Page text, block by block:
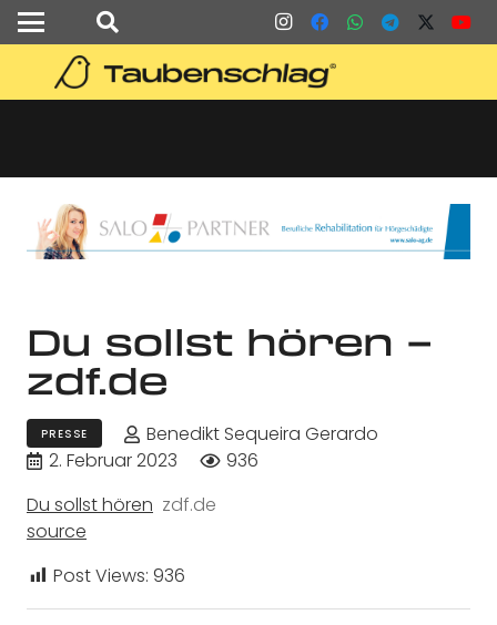
Du sollst hören –
zdf.de
PRESSE
Benedikt Sequeira Gerardo
2. Februar 2023
936
Du sollst hören zdf.de
source
Post Views: 936